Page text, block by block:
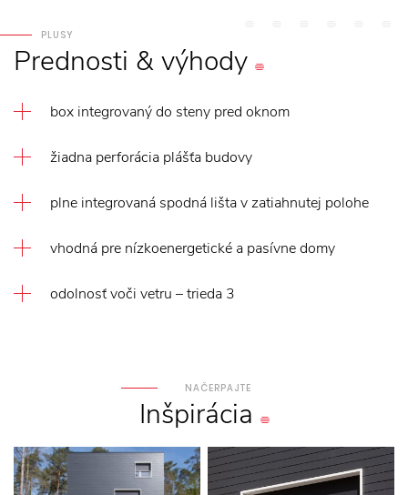
PLUSY
Prednosti &výhody
box integrovaný do steny pred oknom
žiadna perforácia plášťa budovy
plne integrovaná spodná lišta v zatiahnutej polohe
vhodná pre nízkoenergetické a pasívne domy
odolnosť voči vetru – trieda 3
NAČERPAJTE
Inšpirácia